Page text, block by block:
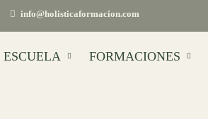
info@holisticaformacion.com
ESCUELA FORMACIONES